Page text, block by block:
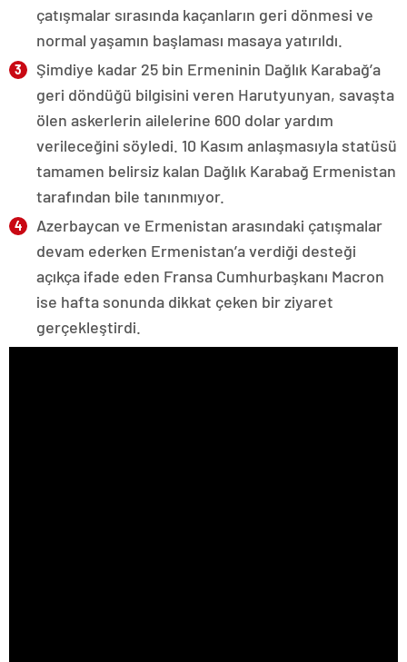
çatışmalar sırasında kaçanların geri dönmesi ve
normal yaşamın başlaması masaya yatırıldı.
Şimdiye kadar 25 bin Ermeninin Dağlık Karabağ’a
geri döndüğü bilgisini veren Harutyunyan, savaşta
ölen askerlerin ailelerine 600 dolar yardım
verileceğini söyledi. 10 Kasım anlaşmasıyla statüsü
tamamen belirsiz kalan Dağlık Karabağ Ermenistan
tarafından bile tanınmıyor.
Azerbaycan ve Ermenistan arasındaki çatışmalar
devam ederken Ermenistan’a verdiği desteği
açıkça ifade eden Fransa Cumhurbaşkanı Macron
ise hafta sonunda dikkat çeken bir ziyaret
gerçekleştirdi.